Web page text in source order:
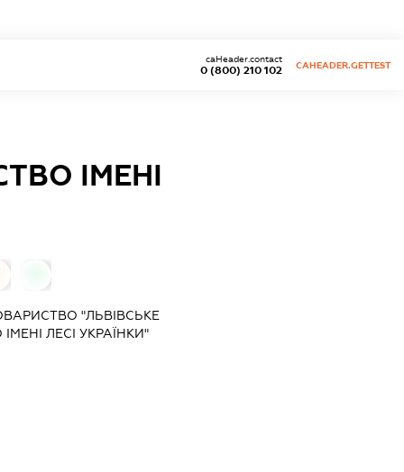
0 (800) 210 102
caHeader.contact
CAHEADER.GETTEST
ІМЕНІ
"ЛЬВІВСЬКЕ
ЛЕСІ УКРАЇНКИ"